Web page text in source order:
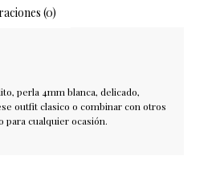
(0)
perla 4mm blanca, delicado,
outfit clasico o combinar con otros
para cualquier ocasión.